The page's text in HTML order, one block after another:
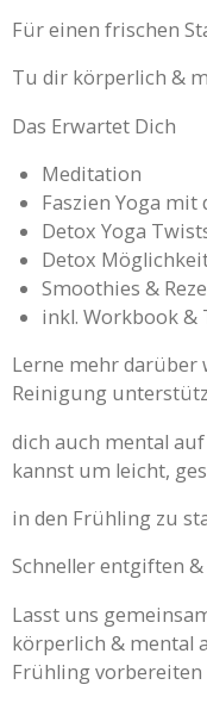
Für einen frischen
Tu dir körperlich &
Das Erwartet Dich
Meditation
Faszien Yoga mit
Detox Yoga
Detox
Smoothies &
inkl. Workbook &
Lerne mehr darüber
Reinigung
dich auch mental
kannst um leicht,
in den Frühling zu
Schneller entgiften
Lasst uns
körperlich & mental
Frühling vorbereiten